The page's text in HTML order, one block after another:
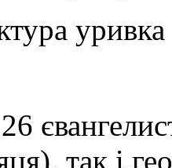
уривка
так і